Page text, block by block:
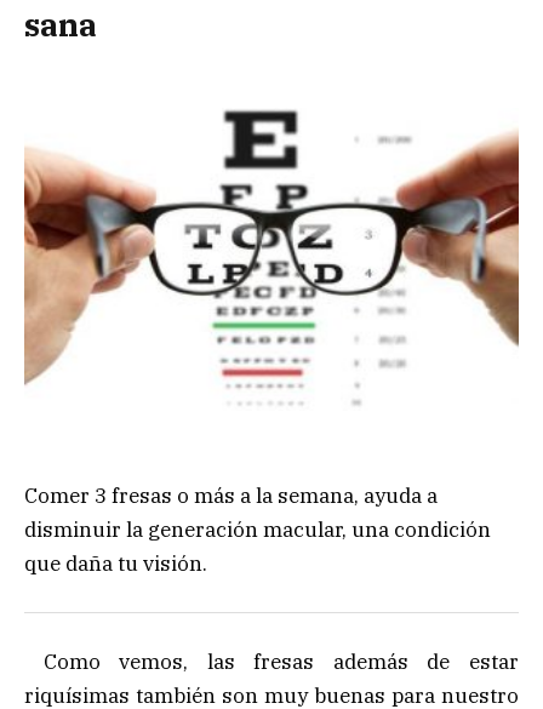
sana
Comer 3 fresas o más a la semana, ayuda a
disminuir la generación macular, una condición
que daña tu visión.
Como vemos, las fresas además de estar
riquísimas también son muy buenas para nuestro